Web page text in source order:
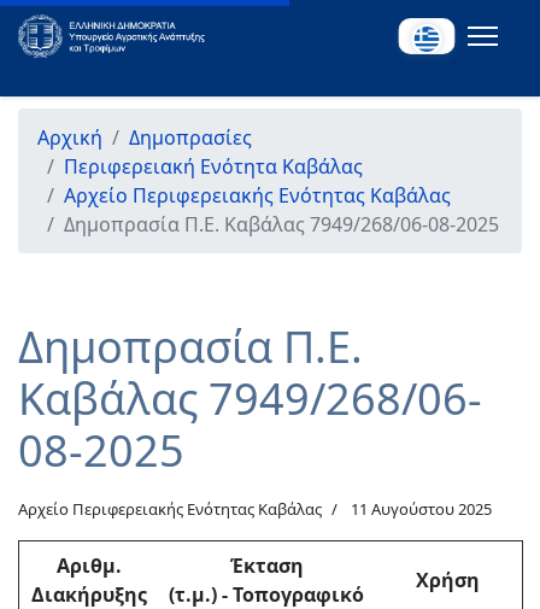
Αρχική
Δημοπρασίες
Περιφερειακή Ενότητα Καβάλας
Αρχείο Περιφερειακής Ενότητας Καβάλας
Δημοπρασία Π.Ε. Καβάλας 7949/268/06-08-2025
Δημοπρασία Π.Ε.
Καβάλας 7949/268/06-
08-2025
Αρχείο Περιφερειακής Ενότητας Καβάλας 11 Αυγούστου 2025
Αριθμ.
Διακήρυξης
Έκταση
(τ.μ.) - Τοπογραφικό
Χρήση